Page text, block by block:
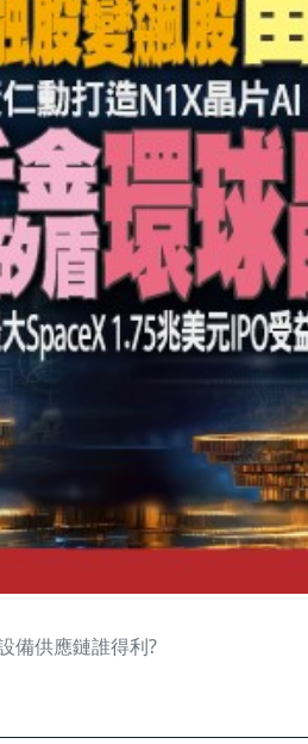
備供應鏈誰得利?